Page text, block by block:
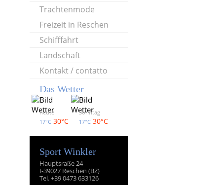
Trachtenmode
Freizeit in Reschen
Schifffahrt
Landschaft
Kontakt / contatto
Das Wetter
heute
17°C 30°C
Sonntag
17°C 30°C
Sport Winkler
Hauptsraße 24
I-39027 Reschen (BZ)
Tel. +39 0473 633126